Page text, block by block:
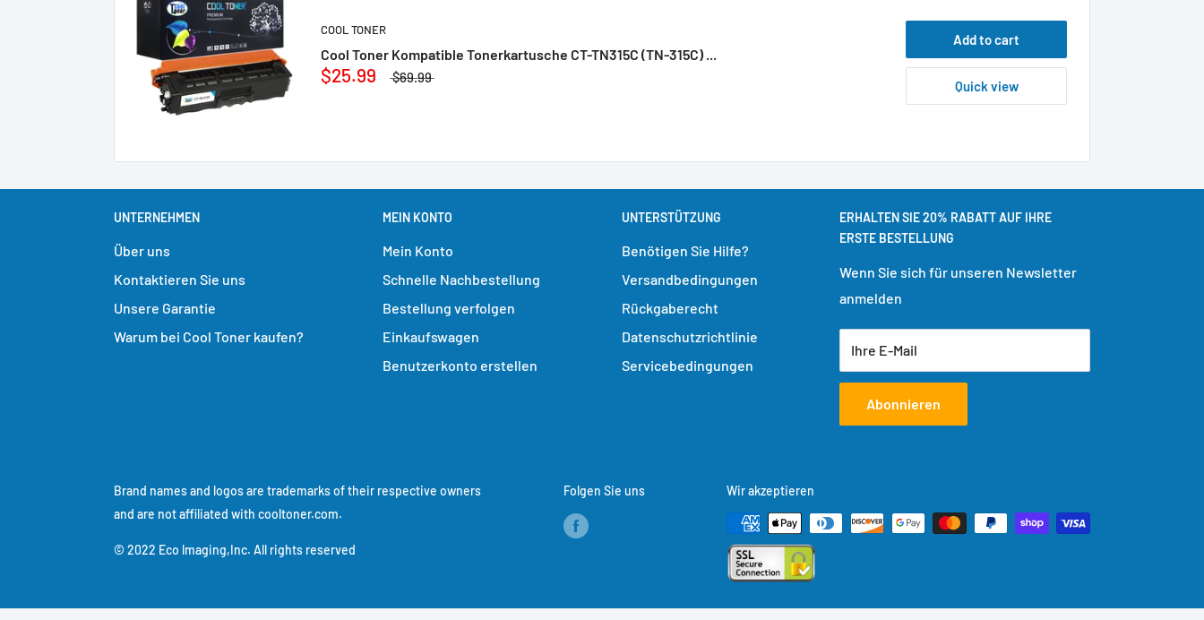
COOL TONER
Cool Toner Kompatible Tonerkartusche CT-TN315C (TN-315C) ...
$25.99 $69.99
Add to cart
Quick view
UNTERNEHMEN
Über uns
Kontaktieren Sie uns
Unsere Garantie
Warum bei Cool Toner kaufen?
MEIN KONTO
Mein Konto
Schnelle Nachbestellung
Bestellung verfolgen
Einkaufswagen
Benutzerkonto erstellen
UNTERSTÜTZUNG
Benötigen Sie Hilfe?
Versandbedingungen
Rückgaberecht
Datenschutzrichtlinie
Servicebedingungen
ERHALTEN SIE 20% RABATT AUF IHRE
ERSTE BESTELLUNG
Wenn Sie sich für unseren Newsletter
anmelden
Ihre E-Mail
Abonnieren
Brand names and logos are trademarks of their respective owners
and are not affiliated with cooltoner.com.
© 2022 Eco lmaging,Inc. All rights reserved
Folgen Sie uns Wir akzeptieren